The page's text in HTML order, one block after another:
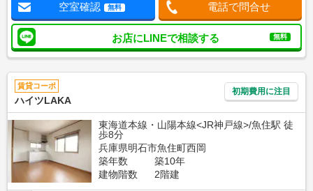
空室確認 無料 電話で問合せ
お店にLINEで相談する 無料
賃貸コーポ
ハイツLAKA
初期費用に注目
東海道本線・山陽本線<JR神戸線>/魚住駅 徒
歩8分
兵庫県明石市魚住町西岡
築年数
築10年
建物階数
2階建